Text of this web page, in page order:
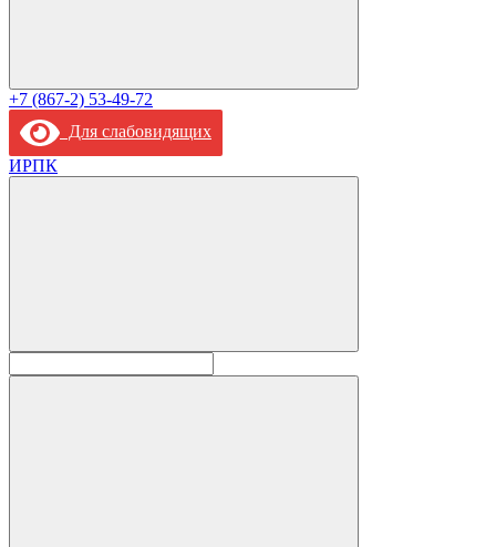
+7 (867-2) 53-49-72
Для слабовидящих
ИРПК